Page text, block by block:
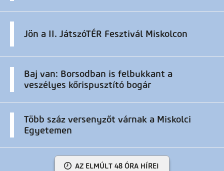
Jön a II. JátszóTÉR Fesztivál Miskolcon
Baj van: Borsodban is felbukkant a
veszélyes kőrispusztító bogár
Több száz versenyzőt várnak a Miskolci
Egyetemen
AZ ELMÚLT 48 ÓRA HÍREI